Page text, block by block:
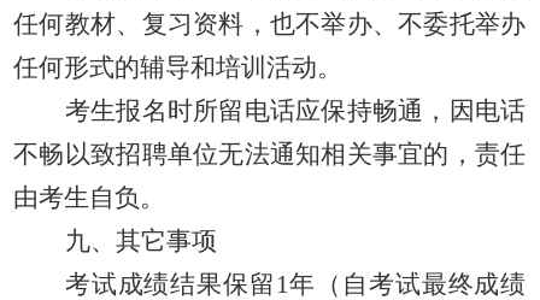
任何教材、复习资料，也不举办、不委托举办
任何形式的辅导和培训活动。
考生报名时所留电话应保持畅通，因电话
不畅以致招聘单位无法通知相关事宜的，责任
由考生自负。
九、其它事项
考试成绩结果保留 1年 （ 自考试最终成绩